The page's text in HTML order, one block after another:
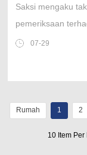
Saksi mengaku
pemeriksaan
sebelum
07-29
Rumah 1 2
10 Item